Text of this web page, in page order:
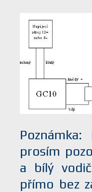
prosím
a bílý
přímo bez